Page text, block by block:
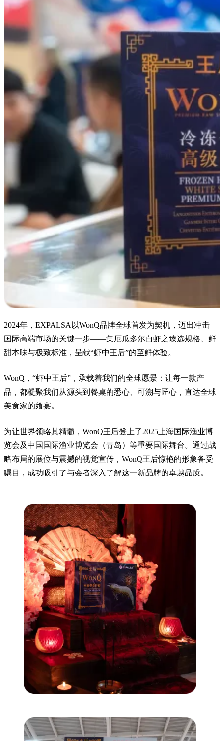
2024年，EXPALSA以WonQ品牌全球首发为契机，迈出冲击
国际高端市场的关键一步——集厄瓜多尔白虾之臻选规格、鲜
甜本味与极致标准，呈献“虾中王后”的至鲜体验。
WonQ，“虾中王后”，承载着我们的全球愿景：让每一款产
品，都凝聚我们从源头到餐桌的悉心、可溯与匠心，直达全球
美食家的飨宴。
为让世界领略其精髓，WonQ王后登上了2025上海国际渔业博
览会及中国国际渔业博览会（青岛）等重要国际舞台。通过战
略布局的展位与震撼的视觉宣传，WonQ王后惊艳的形象备受
瞩目，成功吸引了与会者深入了解这一新品牌的卓越品质。